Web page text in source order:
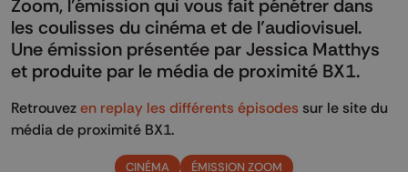
Zoom, l'émission qui vous fait pénétrer dans
les coulisses du cinéma et de l’audiovisuel.
Une émission présentée par Jessica Matthys
et produite par le média de proximité BX1.
Retrouvez en replay les différents épisodes sur le site du
média de proximité BX1.
CINÉMA ÉMISSION ZOOM